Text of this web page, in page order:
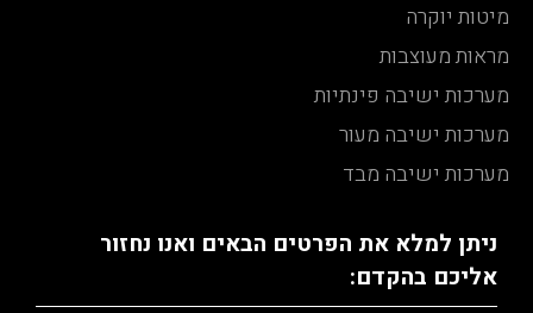
מיטות יוקרה
מראות מעוצבות
מערכות ישיבה פינתיות
מערכות ישיבה מעור
מערכות ישיבה מבד
ניתן למלא את הפרטים הבאים ואנו נחזור
אליכם בהקדם: